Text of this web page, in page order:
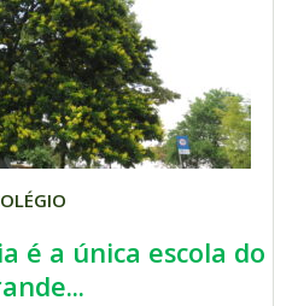
é a única escola do